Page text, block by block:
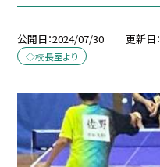
公開日 2024/07/30 更新日
◇校長室より